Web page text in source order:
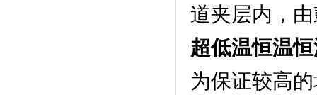
道夹层内，
超低温恒温
为保证较高的